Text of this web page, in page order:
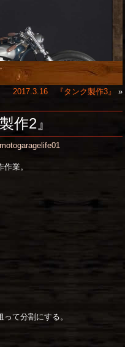
2017.3.16 『タンク製作3』 »
作2』
motogaragelife01
業。
て分割にする。